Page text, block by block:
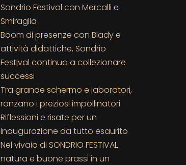
Sondrio Festival con Mercalli e
Smiraglia
Boom di presenze con Blady e
attività didattiche, Sondrio
Festival continua a collezionare
successi
Tra grande schermo e laboratori,
ronzano i preziosi impollinatori
Riflessioni e risate per un
inaugurazione da tutto esaurito
Nel vivaio di SONDRIO FESTIVAL
natura e buone prassi in un